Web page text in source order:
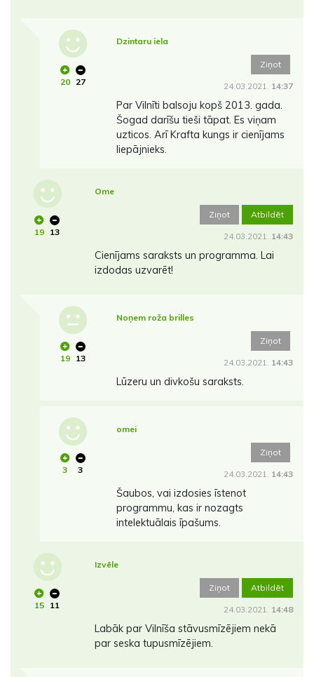
20 27
Dzintaru iela
Ziņot
24.03.2021. 14:37
Par Vilnīti balsoju kopš 2013. gada.
Šogad darīšu tieši tāpat. Es viņam
uzticos. Arī Krafta kungs ir cienījams
liepājnieks.
19 13
Ome
Ziņot Atbildēt
24.03.2021. 14:43
Cienījams saraksts un programma. Lai
izdodas uzvarēt!
19 13
Noņem roža brilles
Ziņot
24.03.2021. 14:43
Lūzeru un divkošu saraksts.
3 3
omei
Ziņot
24.03.2021. 14:43
Šaubos, vai izdosies īstenot
programmu, kas ir nozagts
intelektuālais īpašums.
15 11
Izvēle
Ziņot Atbildēt
24.03.2021. 14:48
Labāk par Vilnīša stāvusmīzējiem nekā
par seska tupusmīzējiem.